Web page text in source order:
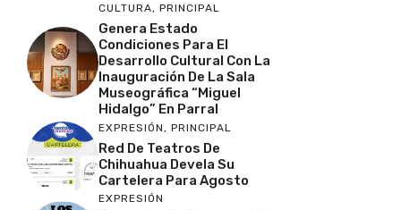
CULTURA, PRINCIPAL
Genera Estado
Condiciones Para El
Desarrollo Cultural Con La
Inauguración De La Sala
Museográfica “Miguel
Hidalgo” En Parral
EXPRESIÓN , PRINCIPAL
Red De Teatros De
Chihuahua Devela Su
Cartelera Para Agosto
EXPRESIÓN